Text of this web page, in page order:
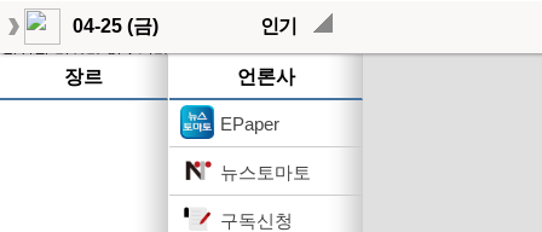
04-25 (금) 인기
장르 언론사
EPaper
뉴스토마토
구독신청
작성된 기사가 없습니다.